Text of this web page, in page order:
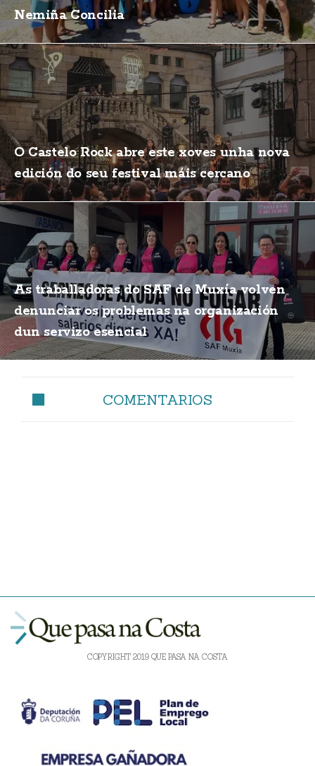
Nemiña Concilia
O Castelo Rock abre este xoves unha nova
edición do seu festival máis cercano
As traballadoras do SAF de Muxía volven
denunciar os problemas na organización
dun servizo esencial
COMENTARIOS
COPYRIGHT 2019 QUE PASA NA COSTA